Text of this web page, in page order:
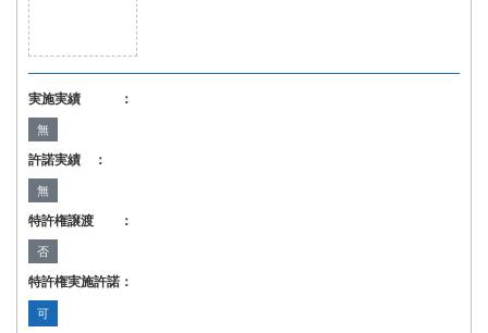
実施実績 ：
無
許諾実績 ：
無
特許権譲渡 ：
否
特許権実施許諾：
可